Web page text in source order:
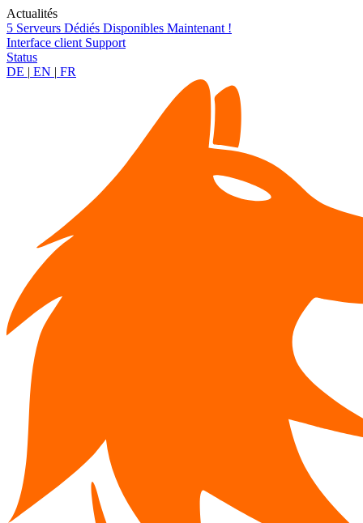
Actualités
5 Serveurs Dédiés Disponibles Maintenant !
Interface client Support
Status
DE | EN | FR